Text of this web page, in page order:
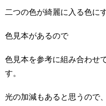
二つの色が綺麗に入る色に
色見本があるので
色見本を参考に組み合わせ
す。
光の加減もあると思うので